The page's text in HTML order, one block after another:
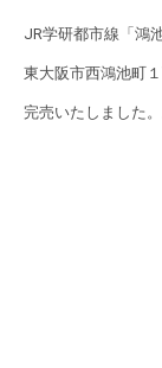
JR学研都市線「鴻
東大阪市西鴻池町
完売いたしました